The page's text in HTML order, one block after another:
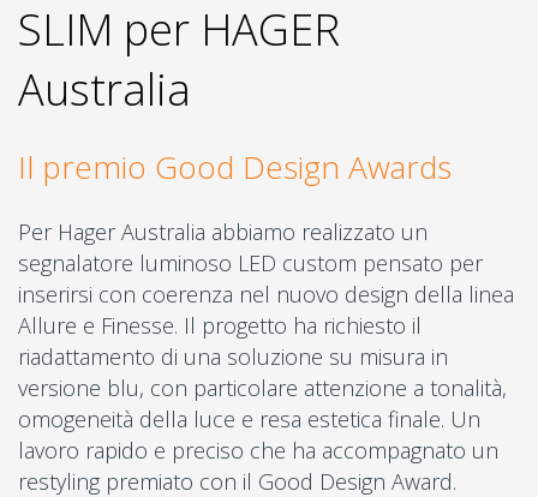
SLIM per HAGER
Australia
Il premio Good Design Awards
Per Hager Australia abbiamo realizzato un
segnalatore luminoso LED custom pensato per
inserirsi con coerenza nel nuovo design della linea
Allure e Finesse. Il progetto ha richiesto il
riadattamento di una soluzione su misura in
versione blu, con particolare attenzione a tonalità,
omogeneità della luce e resa estetica finale. Un
lavoro rapido e preciso che ha accompagnato un
restyling premiato con il Good Design Award.